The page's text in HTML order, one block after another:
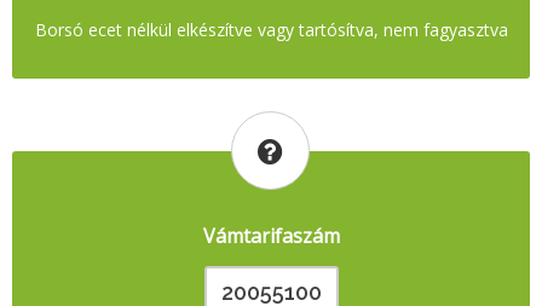
Borsó ecet nélkül elkészítve vagy tartósítva, nem fagyasztva
Vámtarifaszám
20055100